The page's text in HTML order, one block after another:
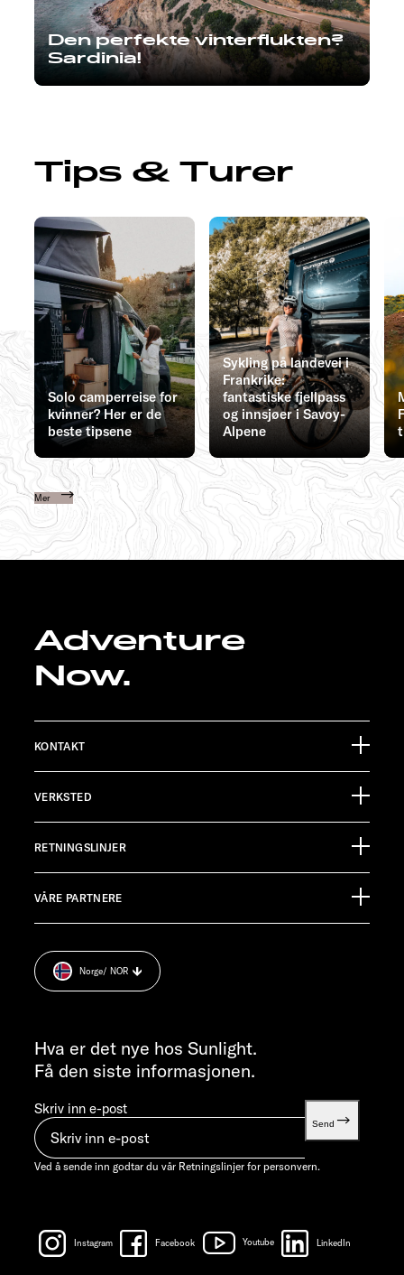
Den perfekte vinterflukten?
Sardinia!
Tips & Turer
Solo camperreise for
kvinner? Her er de
beste tipsene
Sykling på landevei i
Frankrike:
fantastiske fjellpass
og innsjøer i Savoy-
Alpene
Mer
Adventure
Now.
KONTAKT
Ölmühlestraße 6
88299 Leutkirch
Germany
KUNDESERVICE
service@service.sunlight.de
MANDAG-TORSDAG 07:30 - 12:00 OG 13:00 - 16:00 / FREDAG ​​
07:30 - 12:00
info@sunlight.de
VERKSTED
RETNINGSLINJER
Avtrykk
Samtykke til cookies
Informasjon om vekt
VÅRE PARTNERE
Hva er det nye hos Sunlight.
Få den siste informasjonen.
Skriv inn e-post
Send
Ved å sende inn godtar du vår Retningslinjer for personvern.
Instagram Facebook Youtube LinkedIn
Norge/ NOR